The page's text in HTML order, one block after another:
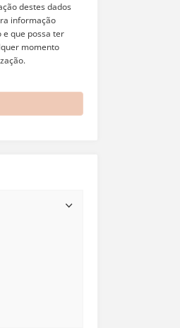
destes dados
informação
e que possa ter
momento